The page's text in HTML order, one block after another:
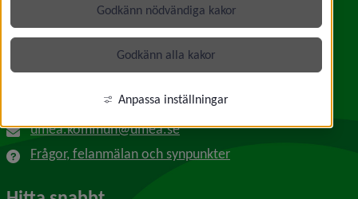
Kontakt
Umeå kommun
Länk till annan webbplats, öppnas i nytt
090-16 10 00
umea.kommun@umea.se
Frågor, felanmälan och synpunkter
Godkänn nödvändiga kakor
Godkänn alla kakor
Anpassa inställningar